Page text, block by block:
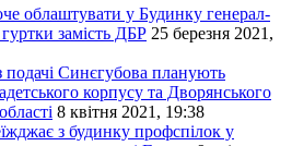
облаштувати у Будинку генерал-
замість ДБР 25 березня 2021,
подачі Синєгубова планують
корпусу та Дворянського
8 квітня 2021, 19:38
з будинку профспілок у